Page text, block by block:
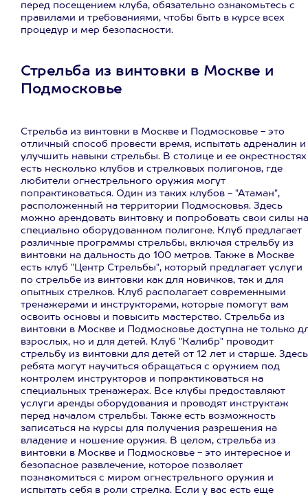
перед посещением клуба, обязательно ознакомьтесь с
правилами и требованиями, чтобы быть в курсе всех
процедур и мер безопасности.
Стрельба из винтовки в Москве и
Подмосковье
Стрельба из винтовки в Москве и Подмосковье - это
отличный способ провести время, испытать адреналин и
улучшить навыки стрельбы. В столице и ее окрестностях
есть несколько клубов и стрелковых полигонов, где
любители огнестрельного оружия могут
попрактиковаться. Один из таких клубов - "Атаман",
расположенный на территории Подмосковья. Здесь
можно арендовать винтовку и попробовать свои силы на
специально оборудованном полигоне. Клуб предлагает
различные программы стрельбы, включая стрельбу из
винтовки на дальность до 100 метров. Также в Москве
есть клуб "Центр Стрельбы", который предлагает услуги
по стрельбе из винтовки как для новичков, так и для
опытных стрелков. Клуб располагает современными
тренажерами и инструкторами, которые помогут вам
освоить основы и повысить мастерство. Стрельба из
винтовки в Москве и Подмосковье доступна не только
взрослых, но и для детей. Клуб "Калибр" проводит
стрельбу из винтовки для детей от 12 лет и старше. Здесь
ребята могут научиться обращаться с оружием под
контролем инструкторов и попрактиковаться на
специальных тренажерах. Все клубы предоставляют
услуги аренды оборудования и проводят инструктаж
перед началом стрельбы. Также есть возможность
записаться на курсы для получения разрешения на
владение и ношение оружия. В целом, стрельба из
винтовки в Москве и Подмосковье - это интересное и
безопасное развлечение, которое позволяет
познакомиться с миром огнестрельного оружия и
испытать себя в роли стрелка. Если у вас есть еще